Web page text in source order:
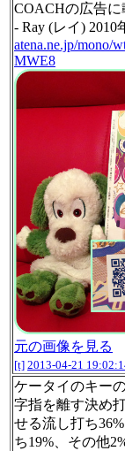
COACHの広告に
- Ray (レイ) 2010
atena.ne.jp/mono/
MWE8
元の画像を見る
[t] 2013-04-21
ケータイのキー
字指を離す決め
せる流し打ち
ち19%、その他